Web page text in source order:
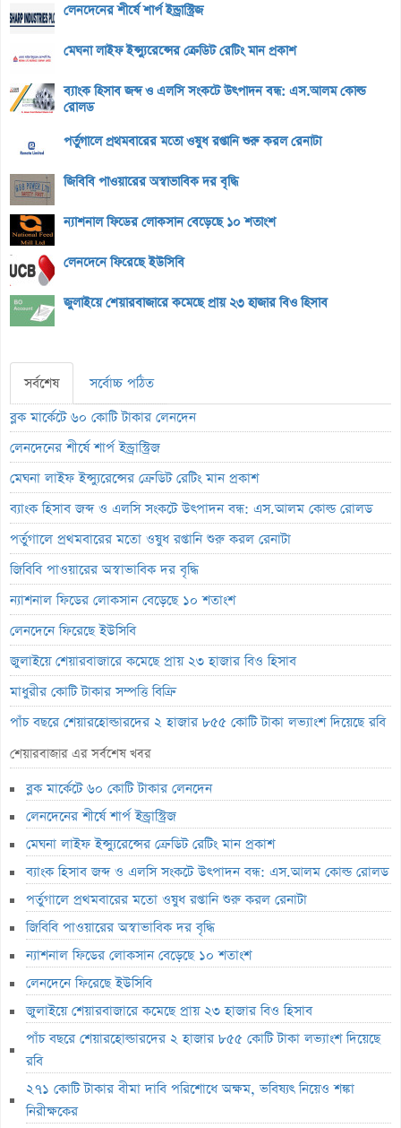
লেনদেনের শীর্ষে শার্প ইন্ড্রাস্ট্রিজ
মেঘনা লাইফ ইন্স্যুরেন্সের ক্রেডিট রেটিং মান প্রকাশ
ব্যাংক হিসাব জব্দ ও এলসি সংকটে উৎপাদন বন্ধ: এস.আলম কোল্ড
রোলড
পর্তুগালে প্রথমবারের মতো ওষুধ রপ্তানি শুরু করল রেনাটা
জিবিবি পাওয়ারের অস্বাভাবিক দর বৃদ্ধি
ন্যাশনাল ফিডের লোকসান বেড়েছে ১০ শতাংশ
লেনদেনে ফিরেছে ইউসিবি
জুলাইয়ে শেয়ারবাজারে কমেছে প্রায় ২৩ হাজার বিও হিসাব
সর্বশেষ
সর্বোচ্চ পঠিত
ব্লক মার্কেটে ৬০ কোটি টাকার লেনদেন
লেনদেনের শীর্ষে শার্প ইন্ড্রাস্ট্রিজ
মেঘনা লাইফ ইন্স্যুরেন্সের ক্রেডিট রেটিং মান প্রকাশ
ব্যাংক হিসাব জব্দ ও এলসি সংকটে উৎপাদন বন্ধ: এস.আলম কোল্ড রোলড
পর্তুগালে প্রথমবারের মতো ওষুধ রপ্তানি শুরু করল রেনাটা
জিবিবি পাওয়ারের অস্বাভাবিক দর বৃদ্ধি
ন্যাশনাল ফিডের লোকসান বেড়েছে ১০ শতাংশ
লেনদেনে ফিরেছে ইউসিবি
জুলাইয়ে শেয়ারবাজারে কমেছে প্রায় ২৩ হাজার বিও হিসাব
মাধুরীর কোটি টাকার সম্পত্তি বিক্রি
পাঁচ বছরে শেয়ারহোল্ডারদের ২ হাজার ৮৫৫ কোটি টাকা লভ্যাংশ দিয়েছে রবি
২৭১ কোটি টাকার বীমা দাবি পরিশোধে অক্ষম, ভবিষ্যৎ নিয়েও শঙ্কা
পাঁচ বিষয়ে তদন্তে এনআরবিসি ব্যাংক সিকিউরিটিজ
লাইফ ফান্ড থেকে ২,৩৬৭ কোটি টাকা লোপাট, দেউলিয়ার দ্বারপ্রান্তে ফারইস্ট
ইসলামী লাইফ
ভেঞ্চার ক্যাপিটাল ফান্ডে একাধিক অনিয়ম, এক্স অ্যাঞ্জেলের কাছে বিএসইসির
ব্যাখ্যা তলব
বুধবার শেয়ারবাজার বন্ধ
১৪ কার্যদিবসে সোনারগাঁও টেক্সটাইলের শেয়ারদর ৩২% বৃদ্ধি
‘রাজনৈতিক ক্ষমতা দেখিয়ে আমার কাজ কেড়ে নিয়েছিল বান্ধবী’
মূল্যসূচক বাড়লেও লেনদেনে পতন
লুজারের শীর্ষে রিং-শাইন
গেইনারের শীর্ষে সেন্ট্রাল ইন্স্যুরেন্স
শেয়ারবাজার এর সর্বশেষ খবর
ব্লক মার্কেটে ৬০ কোটি টাকার লেনদেন
লেনদেনের শীর্ষে শার্প ইন্ড্রাস্ট্রিজ
মেঘনা লাইফ ইন্স্যুরেন্সের ক্রেডিট রেটিং মান প্রকাশ
ব্যাংক হিসাব জব্দ ও এলসি সংকটে উৎপাদন বন্ধ: এস.আলম কোল্ড রোলড
পর্তুগালে প্রথমবারের মতো ওষুধ রপ্তানি শুরু করল রেনাটা
জিবিবি পাওয়ারের অস্বাভাবিক দর বৃদ্ধি
ন্যাশনাল ফিডের লোকসান বেড়েছে ১০ শতাংশ
লেনদেনে ফিরেছে ইউসিবি
জুলাইয়ে শেয়ারবাজারে কমেছে প্রায় ২৩ হাজার বিও হিসাব
পাঁচ বছরে শেয়ারহোল্ডারদের ২ হাজার ৮৫৫ কোটি টাকা লভ্যাংশ দিয়েছে
রবি
২৭১ কোটি টাকার বীমা দাবি পরিশোধে অক্ষম, ভবিষ্যৎ নিয়েও শঙ্কা
নিরীক্ষকের